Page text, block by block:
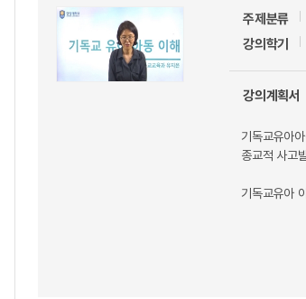
주제분류
강의학기
강의계획서
기독교유아
종교적 사고
기독교유아